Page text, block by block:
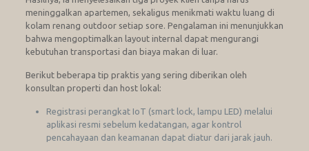
meninggalkan apartemen, sekaligus menikmati waktu luang di
kolam renang outdoor setiap sore. Pengalaman ini menunjukkan
bahwa mengoptimalkan layout internal dapat mengurangi
kebutuhan transportasi dan biaya makan di luar.
Berikut beberapa tip praktis yang sering diberikan oleh
konsultan properti dan host lokal:
Registrasi perangkat IoT (smart lock, lampu LED) melalui
aplikasi resmi sebelum kedatangan, agar kontrol
pencahayaan dan keamanan dapat diatur dari jarak jauh.